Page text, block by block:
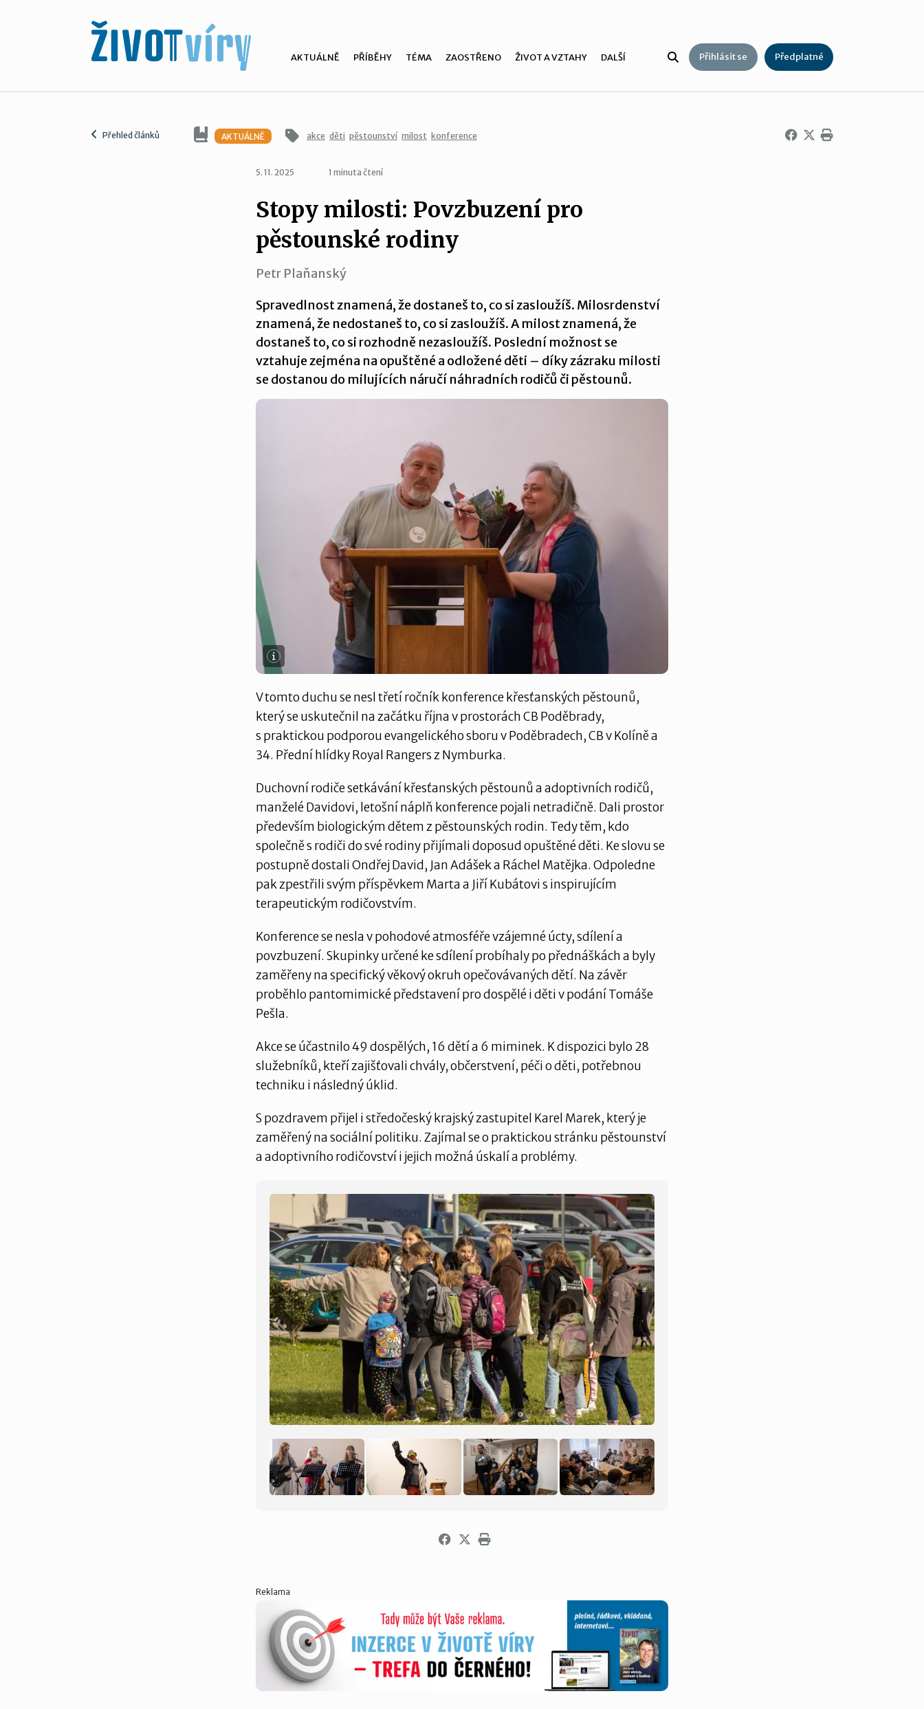
AKTUÁLNĚ PŘÍBĚHY TÉMA ZAOSTŘENO ŽIVOT A VZTAHY DALŠÍ Přihlásit se Předplatné
Přehled článků AKTUÁLNĚ akce děti pěstounství milost konference
5. 11. 2025 1 minuta čtení
Stopy milosti: Povzbuzení pro
pěstounské rodiny
Petr Plaňanský
Spravedlnost znamená, že dostaneš to, co si zasloužíš. Milosrdenství
znamená, že nedostaneš to, co si zasloužíš. A milost znamená, že
dostaneš to, co si rozhodně nezasloužíš. Poslední možnost se
vztahuje zejména na opuštěné a odložené děti – díky zázraku milosti
se dostanou do milujících náručí náhradních rodičů či pěstounů.
V tomto duchu se nesl třetí ročník konference křesťanských pěstounů,
který se uskutečnil na začátku října v prostorách CB Poděbrady,
s praktickou podporou evangelického sboru v Poděbradech, CB v Kolíně a
34. Přední hlídky Royal Rangers z Nymburka.
Duchovní rodiče setkávání křesťanských pěstounů a adoptivních rodičů,
manželé Davidovi, letošní náplň konference pojali netradičně. Dali prostor
především biologickým dětem z pěstounských rodin. Tedy těm, kdo
společně s rodiči do své rodiny přijímali doposud opuštěné děti. Ke slovu se
postupně dostali Ondřej David, Jan Adášek a Ráchel Matějka. Odpoledne
pak zpestřili svým příspěvkem Marta a Jiří Kubátovi s inspirujícím
terapeutickým rodičovstvím.
Konference se nesla v pohodové atmosféře vzájemné úcty, sdílení a
povzbuzení. Skupinky určené ke sdílení probíhaly po přednáškách a byly
zaměřeny na specifický věkový okruh opečovávaných dětí. Na závěr
proběhlo pantomimické představení pro dospělé i děti v podání Tomáše
Pešla.
Akce se účastnilo 49 dospělých, 16 dětí a 6 miminek. K dispozici bylo 28
služebníků, kteří zajišťovali chvály, občerstvení, péči o děti, potřebnou
techniku i následný úklid.
S pozdravem přijel i středočeský krajský zastupitel Karel Marek, který je
zaměřený na sociální politiku. Zajímal se o praktickou stránku pěstounství
a adoptivního rodičovství i jejich možná úskalí a problémy.
Reklama